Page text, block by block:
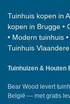
Tuinhuis kopen in
kopen in Brugge •
• Modern tuinhuis •
Tuinhuis
Tuinhuizen & Houten
Bear Wood levert
België — met gratis